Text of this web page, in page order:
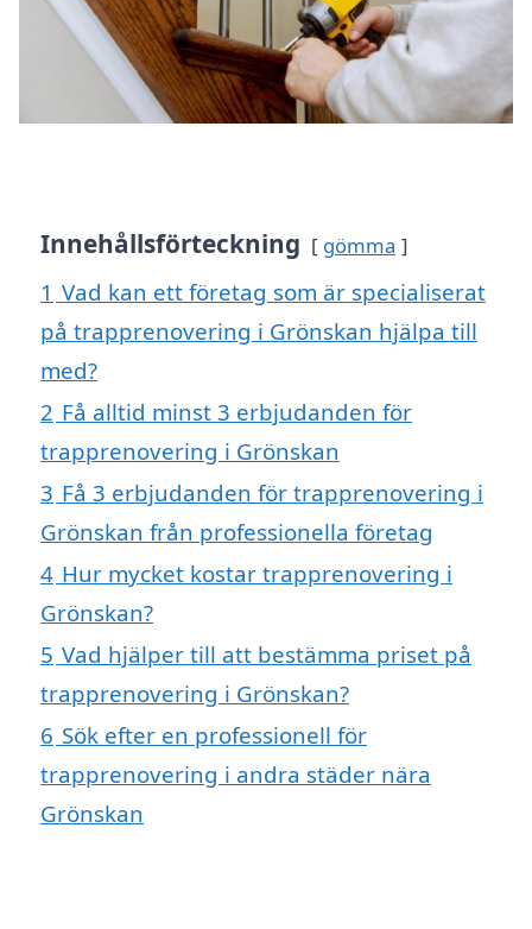
Innehållsförteckning gömma
1 Vad kan ett företag som är specialiserat
på trapprenovering i Grönskan hjälpa till
med?
2 Få alltid minst 3 erbjudanden för
trapprenovering i Grönskan
3 Få 3 erbjudanden för trapprenovering i
Grönskan från professionella företag
4 Hur mycket kostar trapprenovering i
Grönskan?
5 Vad hjälper till att bestämma priset på
trapprenovering i Grönskan?
6 Sök efter en professionell för
trapprenovering i andra städer nära
Grönskan